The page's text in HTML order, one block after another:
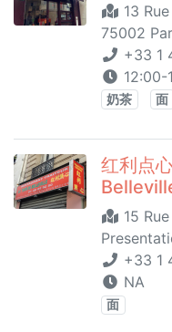
13
75002
+33 1
12:00-
奶茶 面
红利点
15
+33 1
NA
面